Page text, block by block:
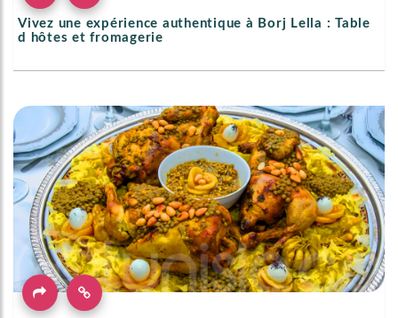
Vivez une expérience authentique à Borj Lella : Table
d hôtes et fromagerie